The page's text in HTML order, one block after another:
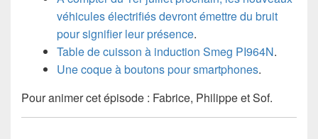
véhicules électrifiés devront émettre du bruit
pour signifier leur présence.
Table de cuisson à induction Smeg PI964N.
Une coque à boutons pour smartphones.
Pour animer cet épisode : Fabrice, Philippe et Sof.